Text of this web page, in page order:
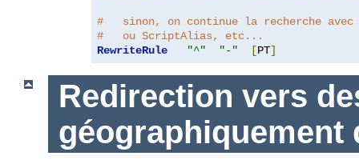
#   sinon, on continue la recherche
#   ou ScriptAlias, etc...
RewriteRule
"^" "-" [PT]
Redirection vers
géographiquement